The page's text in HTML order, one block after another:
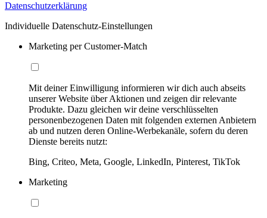
Datenschutzerklärung
Individuelle Datenschutz-Einstellungen
Marketing per Customer-Match
Mit deiner Einwilligung informieren wir dich auch abseits
unserer Website über Aktionen und zeigen dir relevante
Produkte. Dazu gleichen wir deine verschlüsselten
personenbezogenen Daten mit folgenden externen Anbietern
ab und nutzen deren Online-Werbekanäle, sofern du deren
Dienste bereits nutzt:
Bing, Criteo, Meta, Google, LinkedIn, Pinterest, TikTok
Marketing